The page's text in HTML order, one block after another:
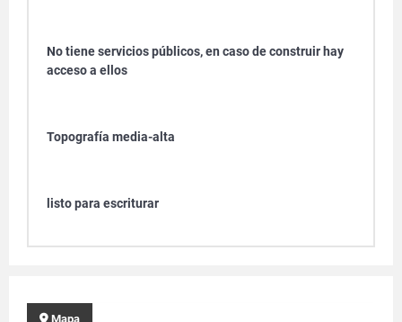
No tiene servicios públicos, en caso de construir hay
acceso a ellos
Topografía media-alta
listo para escriturar
Mapa